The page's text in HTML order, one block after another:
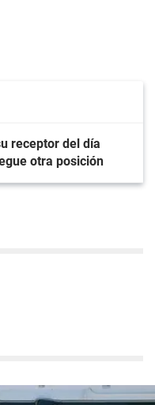
receptor del día
otra posición